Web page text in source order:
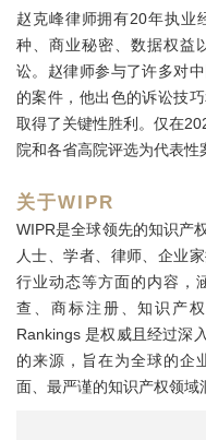
赵克峰律师拥有20年执业
种、商业秘密、数据权益
讼。赵律师参与了许多对
的案件，他出色的诉讼技
取得了关键性胜利。仅在
院和各省高院评选为代表性
关于WIPR
WIPR是全球领先的知识产
人士、学者、律师、企业
行业动态等方面的内容，
查、商标注册、知识产
Rankings 是权威且经过深
的来源，旨在为全球的企
面、最严谨的知识产权领域